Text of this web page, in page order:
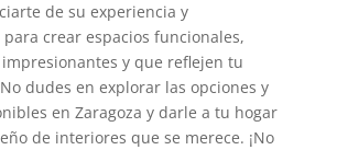
de su experiencia y
crear espacios funcionales,
y que reflejen tu
dudes en explorar las opciones y
en Zaragoza y darle a tu hogar
de interiores que se merece. ¡No